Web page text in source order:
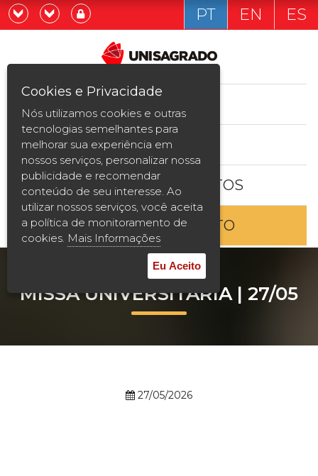
Graduação
Pós-graduação e MBA
Curta Duração
Vestibular
2ª Graduação
Transferência
Reingresso
Já sou estudande
Quero ser estudante
PT EN ES
ESTUDE AQUI
BOLSAS E DESCONTOS
ENTRE EM CONTATO
MISSA UNIVERSITÁRIA | 27/05
27/05/2026
Cookies e Privacidade
Nós utilizamos cookies e outras
tecnologias semelhantes para
melhorar sua experiência em
nossos serviços, personalizar nossa
publicidade e recomendar
conteúdo de seu interesse. Ao
utilizar nossos serviços, você aceita
a política de monitoramento de
cookies. Mais Informações
Eu Aceito